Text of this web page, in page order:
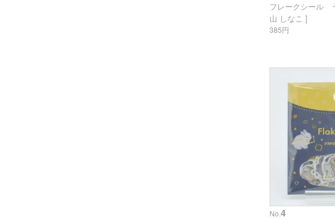
フレークシール
山 しなこ ]
385円
No. 4